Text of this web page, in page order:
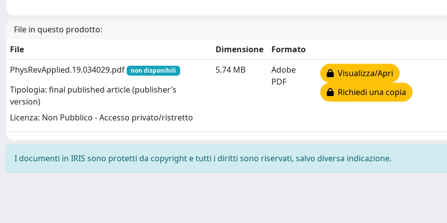
File in questo prodotto:
File
Dimensione
Formato
PhysRevApplied.19.034029.pdf
non disponibili
Tipologia: final published article (publisher’s
version)
Licenza: Non Pubblico - Accesso privato/ristretto
5.74 MB
Adobe
PDF
Visualizza/Apri
Richiedi una copia
I documenti in IRIS sono protetti da copyright e tutti i diritti sono riservati, salvo diversa indicazione.